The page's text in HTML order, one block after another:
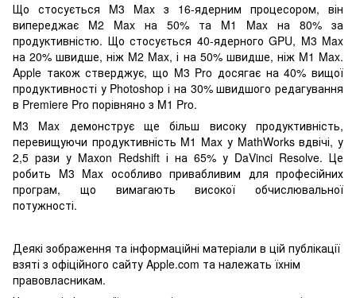
Що стосується M3 Max з 16-ядерним процесором, він
випереджає M2 Max на 50% та M1 Max на 80% за
продуктивністю. Що стосується 40-ядерного GPU, M3 Max
на 20% швидше, ніж M2 Max, і на 50% швидше, ніж M1 Max.
Apple також стверджує, що M3 Pro досягає на 40% вищої
продуктивності у Photoshop і на 30% швидшого редагування
в Premiere Pro порівняно з M1 Pro.
M3 Max демонструє ще більш високу продуктивність,
перевищуючи продуктивність M1 Max у MathWorks вдвічі, у
2,5 рази у Maxon Redshift і на 65% у DaVinci Resolve. Це
робить M3 Max особливо привабливим для професійних
програм, що вимагають високої обчислювальної
потужності.
Деякі зображення та інформаційні матеріали в цій публікації
взяті з офіційного сайту Apple.com та належать їхнім
правовласникам.